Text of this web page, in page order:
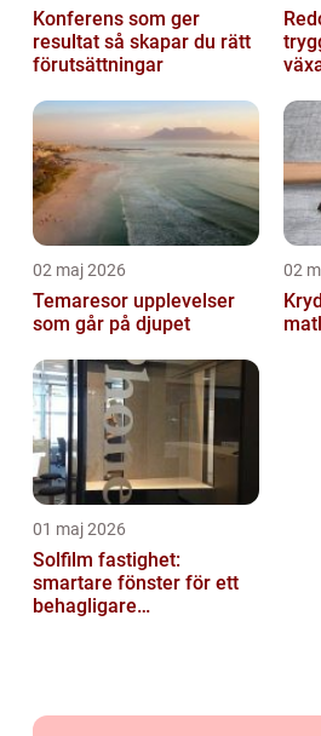
Konferens som ger
resultat så skapar du rätt
förutsättningar
02 maj 2026
Temaresor upplevelser
som går på djupet
02
01 maj 2026
Solfilm fastighet:
smartare fönster för ett
behagligare